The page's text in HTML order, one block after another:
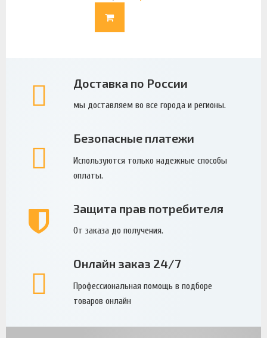
Доставка по России
мы доставляем во все города и регионы.
Безопасные платежи
Используются только надежные способы
оплаты.
Защита прав потребителя
От заказа до получения.
Онлайн заказ 24/7
Профессиональная помощь в подборе
товаров онлайн